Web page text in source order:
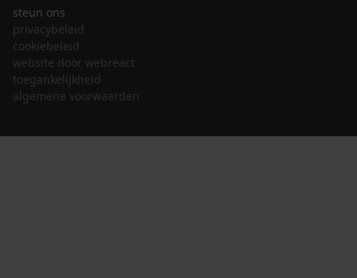
steun ons
privacybeleid
cookiebeleid
website door webreact
toegankelijkheid
algemene voorwaarden